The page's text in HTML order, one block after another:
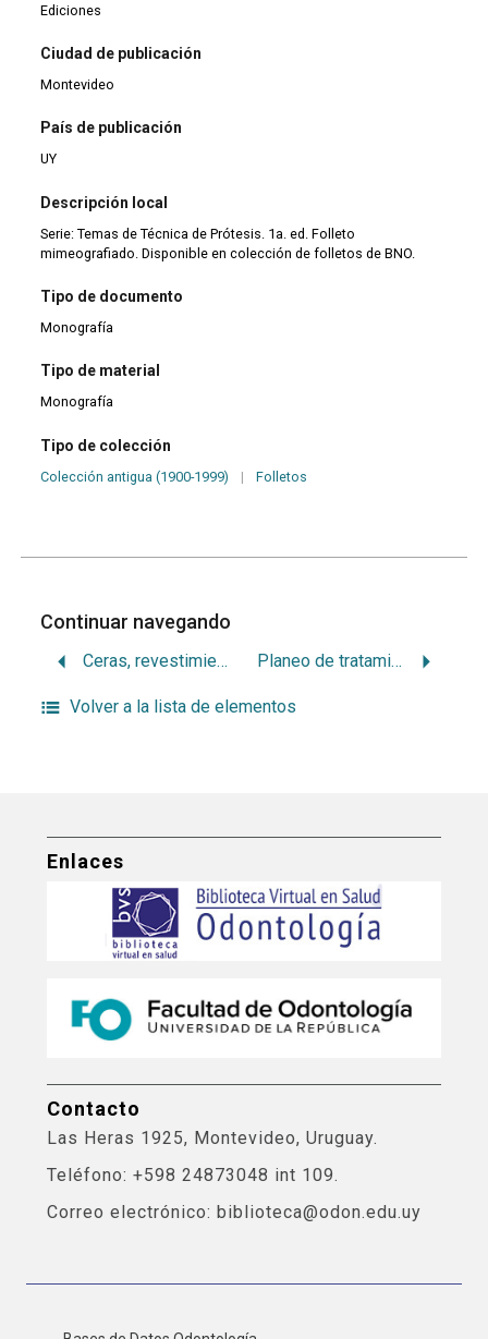
Ediciones
Ciudad de publicación
Montevideo
País de publicación
UY
Descripción local
Serie: Temas de Técnica de Prótesis. 1a. ed. Folleto
mimeografiado. Disponible en colección de folletos de BNO.
Tipo de documento
Monografía
Tipo de material
Monografía
Tipo de colección
Colección antigua (1900-1999) | Folletos
Continuar navegando
Ceras, revestimientos y aleaciones Planeo de tratamiento en operatoria dental
Volver a la lista de elementos
Enlaces
Contacto
Las Heras 1925, Montevideo, Uruguay.
Teléfono: +598 24873048 int 109.
Correo electrónico: biblioteca@odon.edu.uy